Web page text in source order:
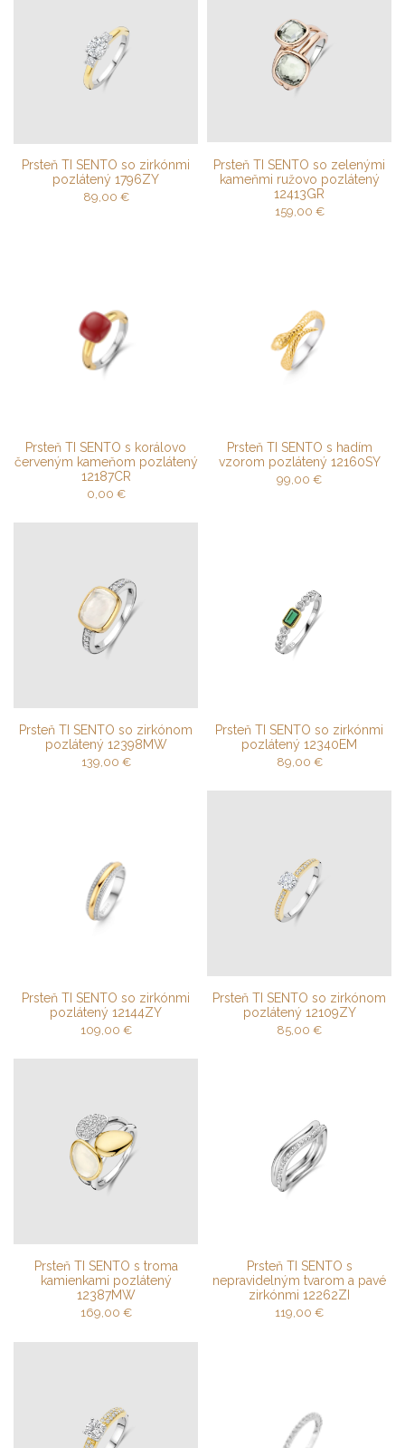
Prsteň TI SENTO so zirkónmi
pozlátený 1796ZY
89,00 €
Prsteň TI SENTO so zelenými
kameňmi ružovo pozlátený
12413GR
159,00 €
Prsteň TI SENTO s korálovo
červeným kameňom pozlátený
12187CR
0,00 €
Prsteň TI SENTO s hadím
vzorom pozlátený 12160SY
99,00 €
Prsteň TI SENTO so zirkónom
pozlátený 12398MW
139,00 €
Prsteň TI SENTO so zirkónmi
pozlátený 12340EM
89,00 €
Prsteň TI SENTO so zirkónmi
pozlátený 12144ZY
109,00 €
Prsteň TI SENTO so zirkónom
pozlátený 12109ZY
85,00 €
Prsteň TI SENTO s troma
kamienkami pozlátený
12387MW
169,00 €
Prsteň TI SENTO s
nepravidelným tvarom a pavé
zirkónmi 12262ZI
119,00 €